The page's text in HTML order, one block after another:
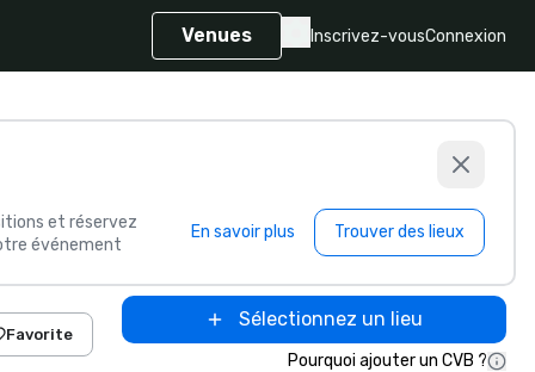
Venues Inscrivez-vousConnexion
et réservez
événement
En savoir plus Trouver des lieux
Favorite
Sélectionnez un lieu
Pourquoi ajouter un CVB ?